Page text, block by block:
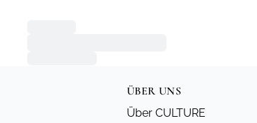
ÜBER UNS
Über CULTURE